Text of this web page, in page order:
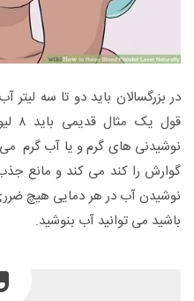
در بزرگسالان باید دو تا سه
نوشیدنی های گرم و یا آب گرم
گوارش را کند می کند و مانع
نوشیدن آب در هر دمایی هیچ
باشید می توانید آب بنوشید.